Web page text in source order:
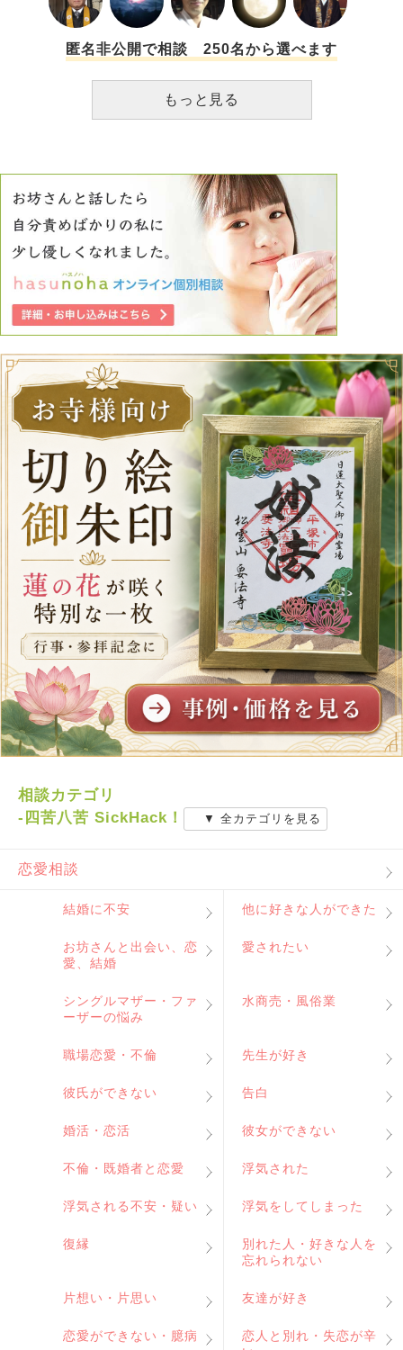
ら始めたらいいのでしょうか。 衝動が出てしまう自分を否
定するのではなく、 どう扱い、どう付き合っていけばいい
のか。 現実的な第一歩を教えていただけたらありがたいで
休憩したい、来週も時間ないから会うの中止でお願い」と言
われました。このようなメールは初めてで、そこまで我慢さ
せていたのかとショックを受けましたが、疲れさせてしまっ
分が今後どうしたいのかを真剣に考えています。人生折り返
し、親としての責任、子供の幸せを考えたいけれど自分の残
自分の中で1番に大きな思いとなっています。彼が別れを選
ぶならそれを受け入れて潔く母に戻り、子供達が巣立った後
に熟年離婚、再婚を考えるか、しかしその頃にはもう還暦を
過ぎると思いますし、新しいパートナーが見つかるかは不安
しかありません。でも不倫を経験し、不倫の恐ろしさは身を
持って実感しました。自分も変わってしまったと思います
し、元に戻れるか不安もありますが、２度と同じ苦しみを経
験したくない、やはり物事には順序があると感じています。
どうかアドバイスなり喝なり客観的なご意見がいただきたい
です。
匿名非公開で相談 250名から選べます
もっと見る
相談カテゴリ
-四苦八苦 SickHack！
▼ 全カテゴリを見る
恋愛相談
結婚に不安 他に好きな人ができた
お坊さんと出会い、恋
愛、結婚
愛されたい
シングルマザー・ファ
ーザーの悩み
水商売・風俗業
職場恋愛・不倫 先生が好き
彼氏ができない 告白
婚活・恋活 彼女ができない
不倫・既婚者と恋愛 浮気された
浮気される不安・疑い 浮気をしてしまった
復縁
別れた人・好きな人を
忘れられない
片想い・片思い 友達が好き
恋愛ができない・臆病
恋人と別れ・失恋が辛